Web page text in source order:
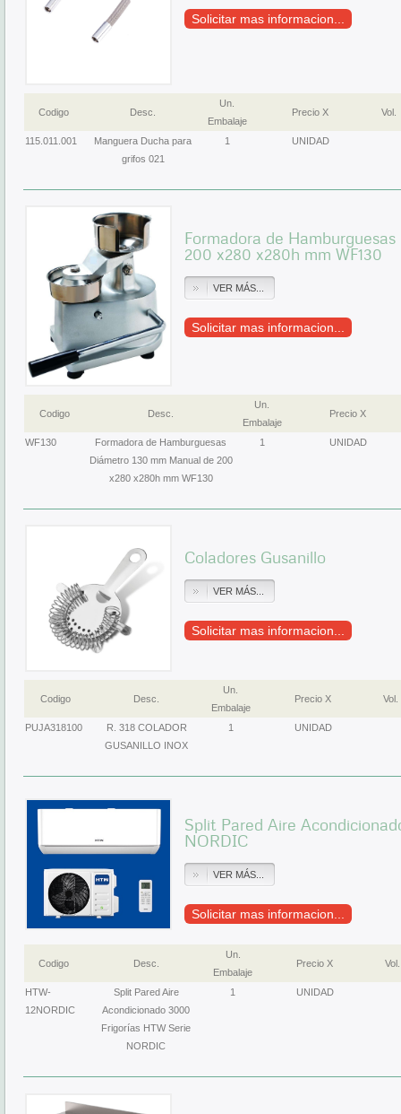
Solicitar mas informacion...
Codigo Desc.
Un.
Embalaje
Precio X Vol.
115.011.001
Manguera Ducha para
grifos 021
1 UNIDAD
Formadora de
200 x280 x280h mm WF130
VER MÁS...
Solicitar mas informacion...
Codigo Desc.
Un.
Embalaje
Precio X
WF130
Formadora de Hamburguesas
Diámetro 130 mm Manual de 200
x280 x280h mm WF130
1 UNIDAD
Coladores Gusanillo
VER MÁS...
Solicitar mas informacion...
Codigo Desc.
Un.
Embalaje
Precio X Vol.
PUJA318100
R. 318 COLADOR
GUSANILLO INOX
1 UNIDAD
Split Pared Aire
NORDIC
VER MÁS...
Solicitar mas informacion...
Codigo Desc.
Un.
Embalaje
Precio X Vol.
HTW-
12NORDIC
Split Pared Aire
Acondicionado 3000
Frigorías HTW Serie
NORDIC
1 UNIDAD